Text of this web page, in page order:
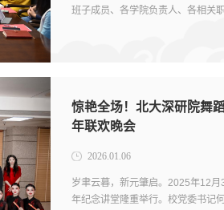
班子成员、各学院负责人、各相关
惊艳全场！北大深研院舞
年联欢晚会
2026.01.06
岁聿云暮，新元肇启。2025年12
年纪念讲堂隆重举行。校党委书记